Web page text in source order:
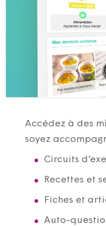
Accédez à des
soyez
Circuits
Recettes et
Fiches et
Auto-